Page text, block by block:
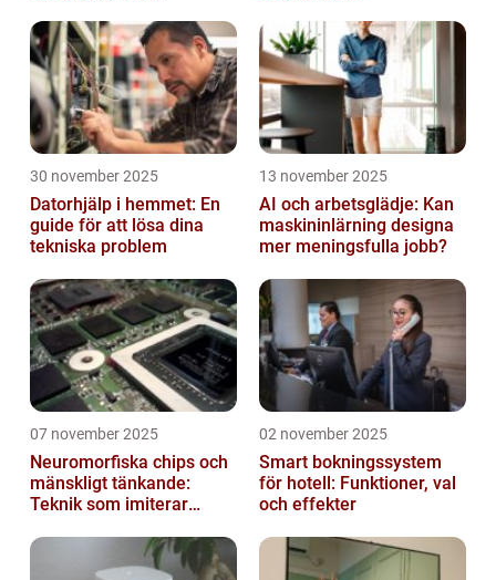
30 november 2025
Datorhjälp i hemmet: En
guide för att lösa dina
tekniska problem
13 november 2025
AI och arbetsglädje: Kan
maskininlärning designa
mer meningsfulla jobb?
07 november 2025
Neuromorfiska chips och
mänskligt tänkande:
Teknik som imiterar
02 november 2025
Smart bokningssystem
för hotell: Funktioner, val
och effekter